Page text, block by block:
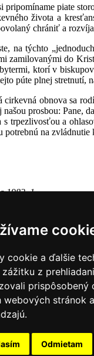
cookie a ďalšie
zážitku z
prispôsobený
webových stránok
Odmietam
piate
života a
chrániť a
týchto
zamilovanými do
ktorí v
púte plnej stretnutí,
obnova sa
prosbou: Pane,
trpezlivosťou a
potrebnú na zvládnutie
1982, 1.
|Hovorca KBS
|Katolícke noviny|